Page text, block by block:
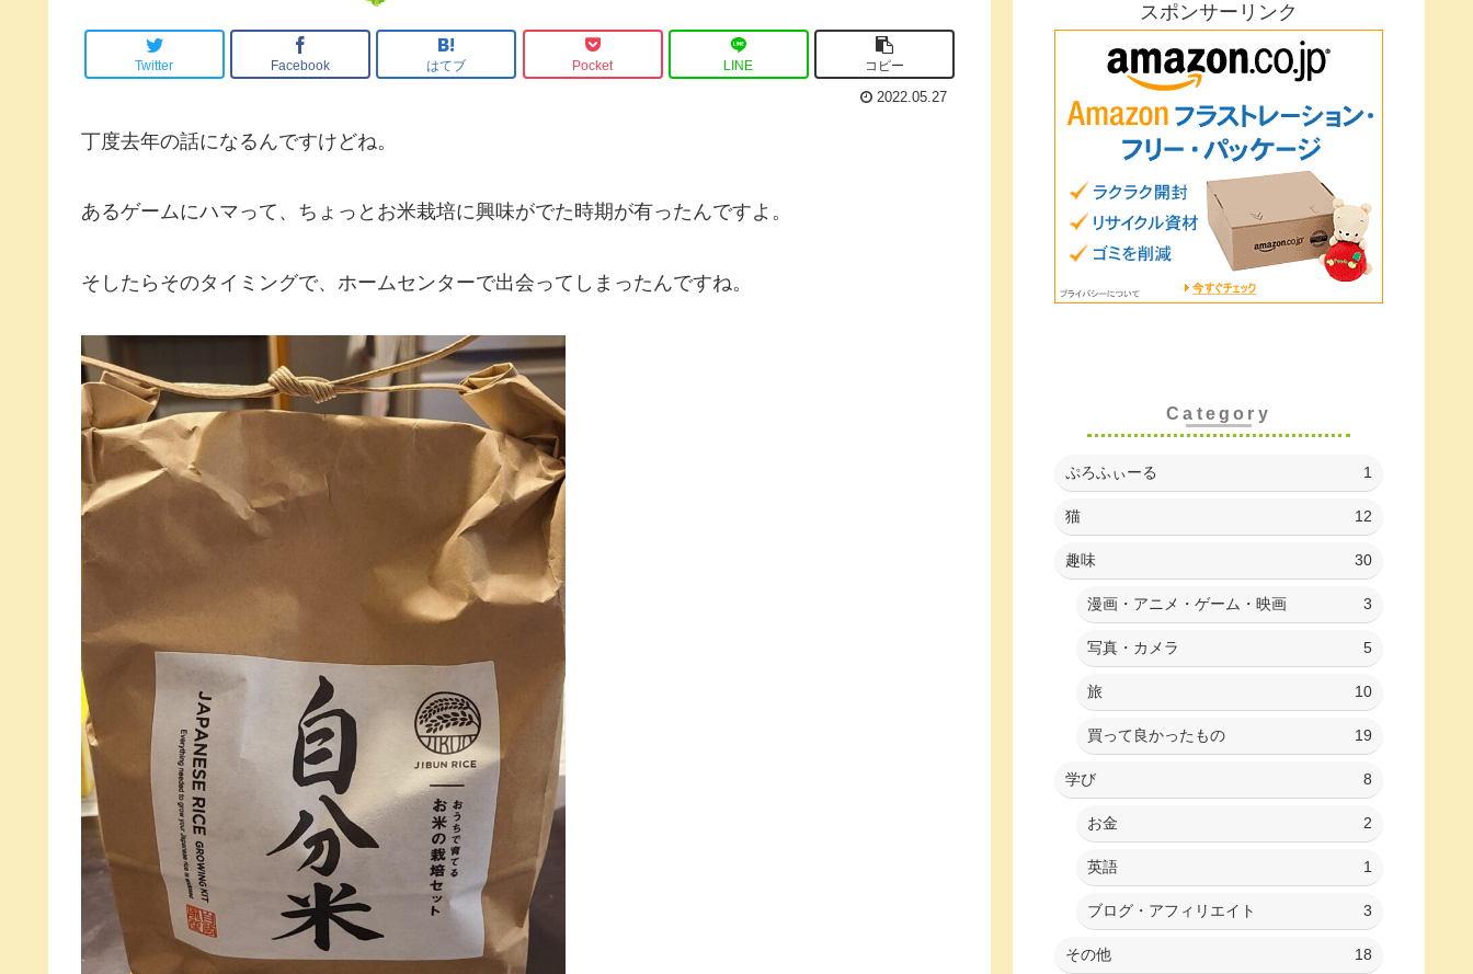
Twitter Facebook はてブ Pocket LINE コピー
2022.05.27
丁度去年の話になるんですけどね。
あるゲームにハマって、ちょっとお米栽培に興味がでた時期が有ったんですよ。
そしたらそのタイミングで、ホームセンターで出会ってしまったんですね。
スポンサーリンク
Category
ぷろふぃーる 1
猫 12
趣味 30
漫画・アニメ・ゲーム・映画 3
写真・カメラ 5
旅 10
買って良かったもの 19
学び 8
お金 2
英語 1
ブログ・アフィリエイト 3
その他 18